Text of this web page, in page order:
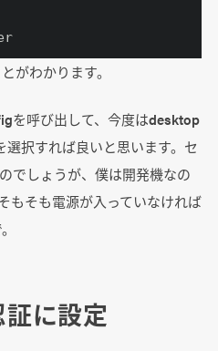
がわかります。
を呼び出して、今度はdesktop
択すれば良いと思います。セ
でしょうが、僕は開発機なの
もそも電源が入っていなければ
に設定